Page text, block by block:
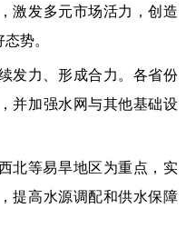
激发多元市场活力，创造
势。
力、形成合力。各省份
并加强水网与其他基础设
等易旱地区为重点，实
提高水源调配和供水保障